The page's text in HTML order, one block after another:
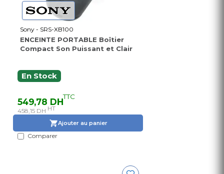
Sony - SRS-XB100
ENCEINTE PORTABLE Boîtier
Compact Son Puissant et Clair
En Stock
549,78 DHTTC
458,15 DH HT
Ajouter au panier
Comparer